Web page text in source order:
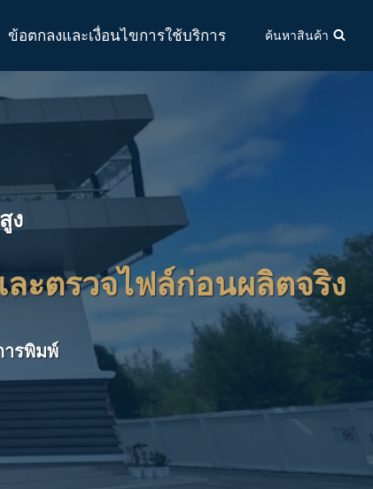
ข้อตกลงและเงื่อนไขการใช้บริการ ค้นหาสินค้า
ง
ะตรวจไฟล์ก่อนผลิตจริง
รพิมพ์